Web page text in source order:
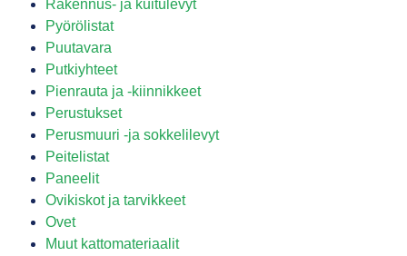
Rakennus- ja kuitulevyt
Pyörölistat
Puutavara
Putkiyhteet
Pienrauta ja -kiinnikkeet
Perustukset
Perusmuuri -ja sokkelilevyt
Peitelistat
Paneelit
Ovikiskot ja tarvikkeet
Ovet
Muut kattomateriaalit